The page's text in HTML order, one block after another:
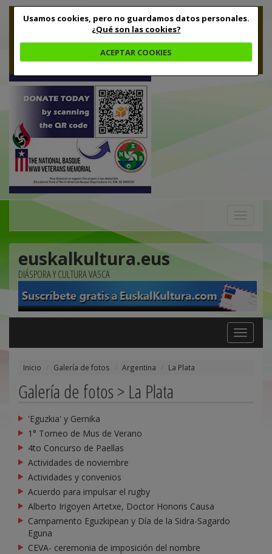
Usamos cookies, pero no guardamos datos personales.
¿Qué son las cookies?
ACEPTAR COOKIES
euskalkultura.eus
DIÁSPORA Y CULTURA VASCA
Toggle
navigation
Inicio Galería de fotos Argentina La Plata
Galería de fotos > La Plata
'Eguzkia' y Gernika
1° Torneo de Mus de Verano
4to Concurso de Paellas
Actividades de noviembre
Actividades y convenios
Acuerdo para impulsar el rugby
Alberto Irigoyen Artetxe, Doctor Honoris Causa
Campamento Eguzkipean y Día de la Sidra-Sagardo
Eguna
CEVA- ceremonia de imposición del nombre